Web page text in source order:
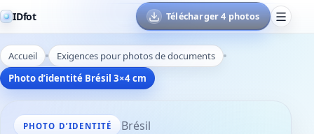
IDfot Télécharger 4 photos
Accueil
Exigences pour photos de documents
Photo d’identité Brésil 3×4 cm
PHOTO D’IDENTITÉ Brésil